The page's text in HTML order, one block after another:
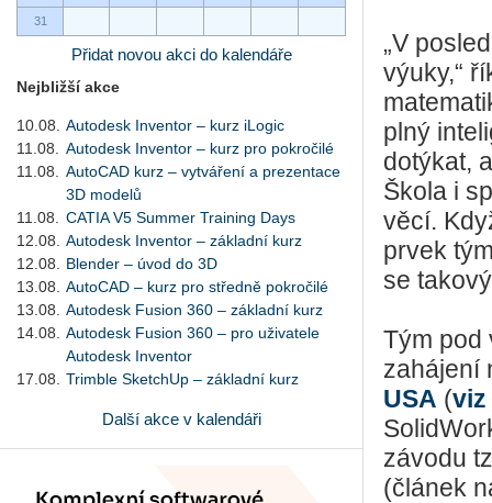
31
Přidat novou akci do kalendáře
Nejbližší akce
10.08.
Autodesk Inventor – kurz iLogic
11.08.
Autodesk Inventor – kurz pro pokročilé
11.08.
AutoCAD kurz – vytváření a prezentace
3D modelů
11.08.
CATIA V5 Summer Training Days
12.08.
Autodesk Inventor – základní kurz
12.08.
Blender – úvod do 3D
13.08.
AutoCAD – kurz pro středně pokročilé
13.08.
Autodesk Fusion 360 – základní kurz
14.08.
Autodesk Fusion 360 – pro uživatele
Autodesk Inventor
17.08.
Trimble SketchUp – základní kurz
Další akce v kalendáři
„V
výuky,“
plný
dotýkat,
Škola i
věcí.
prvek
se
Tým pod
zahájení
USA (viz
závodu
(článek